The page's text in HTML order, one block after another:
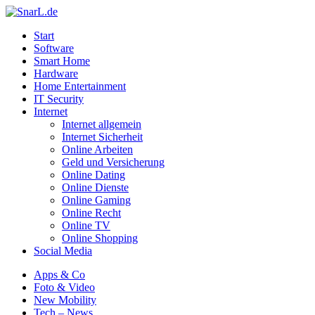
Start
Software
Smart Home
Hardware
Home Entertainment
IT Security
Internet
Internet allgemein
Internet Sicherheit
Online Arbeiten
Geld und Versicherung
Online Dating
Online Dienste
Online Gaming
Online Recht
Online TV
Online Shopping
Social Media
Apps & Co
Foto & Video
New Mobility
Tech – News